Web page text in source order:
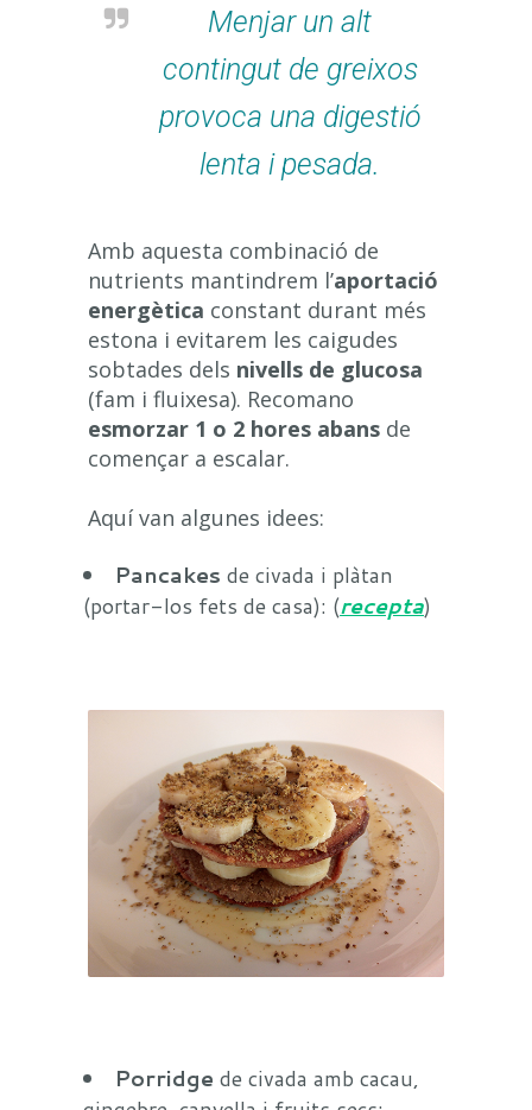
Menjar un alt
contingut de greixos
provoca una digestió
lenta i pesada.
Amb aquesta combinació de
nutrients mantindrem l’aportació
energètica constant durant més
estona i evitarem les caigudes
sobtades dels nivells de glucosa
(fam i fluixesa). Recomano
esmorzar 1 o 2 hores abans de
començar a escalar.
Aquí van algunes idees:
Pancakes de civada i plàtan
(portar-los fets de casa): (recepta)
Porridge de civada amb cacau,